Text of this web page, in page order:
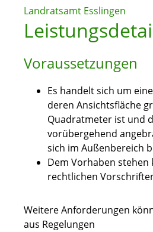
Landratsamt Esslingen
Voraussetzungen
Es handelt sich um
deren Ansichtsfläche
Quadratmeter ist und
vorübergehend
sich im Außenbereich
Dem Vorhaben
rechtlichen
Weitere Anforderungen
aus Regelungen